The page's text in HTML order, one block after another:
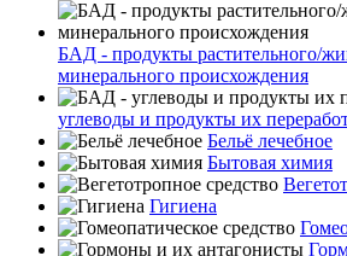
БАД - продукты растительного/
минерального происхождения
углеводы и продукты их
Бельё лечебное
Бытовая химия
Гигиена